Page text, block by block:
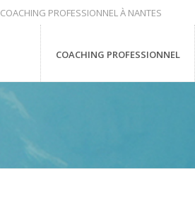
COACHING PROFESSIONNEL À NANTES
COACHING PROFESSIONNEL